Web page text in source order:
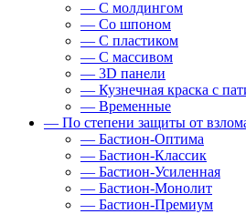
— С молдингом
— Со шпоном
— С пластиком
— С массивом
— 3D панели
— Кузнечная краска с
— Временные
— По степени защиты от
— Бастион-Оптима
— Бастион-Классик
— Бастион-Усиленная
— Бастион-Монолит
— Бастион-Премиум